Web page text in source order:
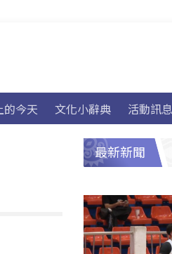
的今天 文化小辭典 活動訊息
最新新聞